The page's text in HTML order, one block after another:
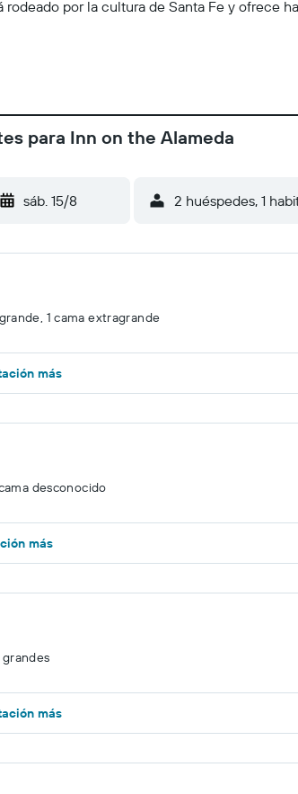
rodeado por la cultura de Santa Fe y ofrece
para Inn on the Alameda
sáb. 15/8 2 huéspedes, 1
1 cama extragrande
más
desconocido
más
más